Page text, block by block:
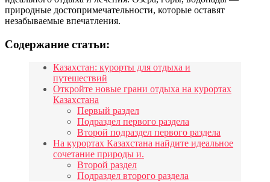
природные достопримечательности, которые оставят
незабываемые впечатления.
Содержание статьи:
Казахстан: курорты для отдыха и
путешествий
Откройте новые грани отдыха на курортах
Казахстана
Первый раздел
Подраздел первого раздела
Второй подраздел первого раздела
На курортах Казахстана найдите идеальное
сочетание природы и.
Второй раздел
Подраздел второго раздела